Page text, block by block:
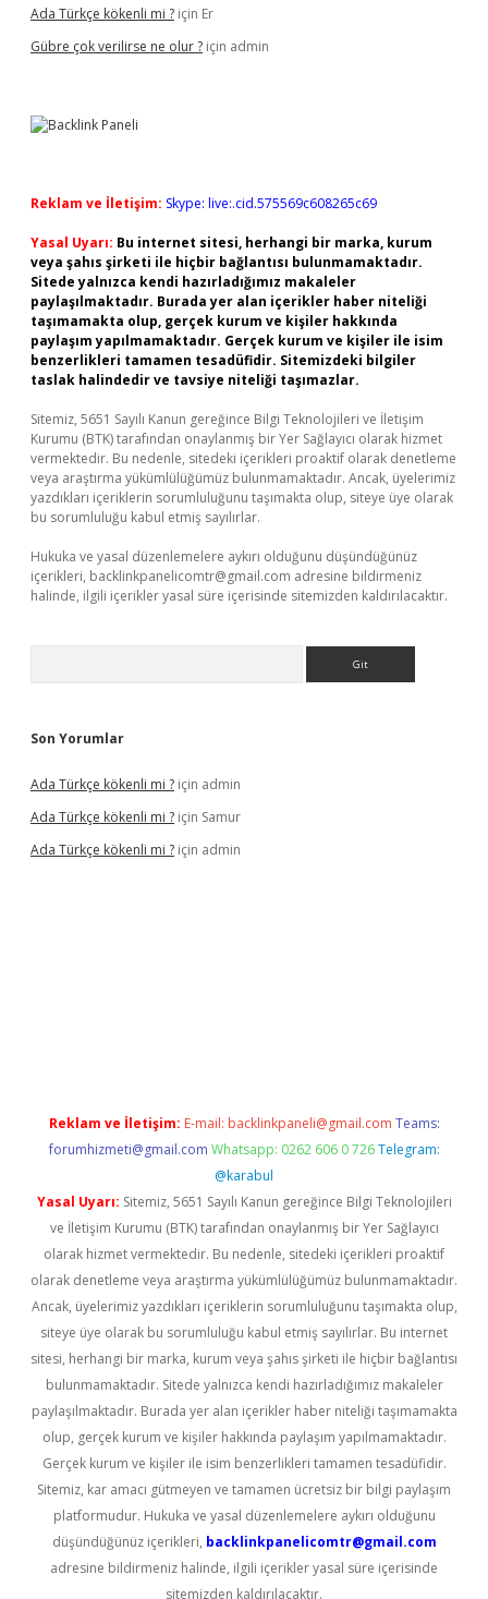
Ada Türkçe kökenli mi ? için Er
Gübre çok verilirse ne olur ? için admin
Reklam ve İletişim: Skype: live:.cid.575569c608265c69
Yasal Uyarı: Bu internet sitesi, herhangi bir marka, kurum
veya şahıs şirketi ile hiçbir bağlantısı bulunmamaktadır.
Sitede yalnızca kendi hazırladığımız makaleler
paylaşılmaktadır. Burada yer alan içerikler haber niteliği
taşımamakta olup, gerçek kurum ve kişiler hakkında
paylaşım yapılmamaktadır. Gerçek kurum ve kişiler ile isim
benzerlikleri tamamen tesadüfidir. Sitemizdeki bilgiler
taslak halindedir ve tavsiye niteliği taşımazlar.
Sitemiz, 5651 Sayılı Kanun gereğince Bilgi Teknolojileri ve İletişim
Kurumu (BTK) tarafından onaylanmış bir Yer Sağlayıcı olarak hizmet
vermektedir. Bu nedenle, sitedeki içerikleri proaktif olarak denetleme
veya araştırma yükümlülüğümüz bulunmamaktadır. Ancak, üyelerimiz
yazdıkları içeriklerin sorumluluğunu taşımakta olup, siteye üye olarak
bu sorumluluğu kabul etmiş sayılırlar.
Hukuka ve yasal düzenlemelere aykırı olduğunu düşündüğünüz
içerikleri, backlinkpanelicomtr@gmail.com adresine bildirmeniz
halinde, ilgili içerikler yasal süre içerisinde sitemizden kaldırılacaktır.
Son Yorumlar
Ada Türkçe kökenli mi ? için admin
Ada Türkçe kökenli mi ? için Samur
Ada Türkçe kökenli mi ? için admin
Reklam ve İletişim: E-mail: backlinkpaneli@gmail.com Teams:
forumhizmeti@gmail.com Whatsapp: 0262 606 0 726 Telegram:
@karabul
Yasal Uyarı: Sitemiz, 5651 Sayılı Kanun gereğince Bilgi Teknolojileri
ve İletişim Kurumu (BTK) tarafından onaylanmış bir Yer Sağlayıcı
olarak hizmet vermektedir. Bu nedenle, sitedeki içerikleri proaktif
olarak denetleme veya araştırma yükümlülüğümüz bulunmamaktadır.
Ancak, üyelerimiz yazdıkları içeriklerin sorumluluğunu taşımakta olup,
siteye üye olarak bu sorumluluğu kabul etmiş sayılırlar. Bu internet
sitesi, herhangi bir marka, kurum veya şahıs şirketi ile hiçbir bağlantısı
bulunmamaktadır. Sitede yalnızca kendi hazırladığımız makaleler
paylaşılmaktadır. Burada yer alan içerikler haber niteliği taşımamakta
olup, gerçek kurum ve kişiler hakkında paylaşım yapılmamaktadır.
Gerçek kurum ve kişiler ile isim benzerlikleri tamamen tesadüfidir.
Sitemiz, kar amacı gütmeyen ve tamamen ücretsiz bir bilgi paylaşım
platformudur. Hukuka ve yasal düzenlemelere aykırı olduğunu
düşündüğünüz içerikleri, backlinkpanelicomtr@gmail.com
adresine bildirmeniz halinde, ilgili içerikler yasal süre içerisinde
sitemizden kaldırılacaktır.